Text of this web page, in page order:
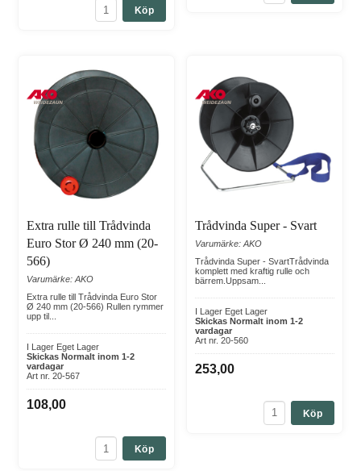
Köp
Extra rulle till Trådvinda
Euro Stor Ø 240 mm (20-
566)
Varumärke: AKO
Extra rulle till Trådvinda Euro Stor
Ø 240 mm (20-566) Rullen rymmer
upp til...
I Lager Eget Lager
Skickas Normalt inom 1-2
vardagar
Art nr. 20-567
108,00
Köp
Trådvinda Super - Svart
Varumärke: AKO
Trådvinda Super - SvartTrådvinda
komplett med kraftig rulle och
bärrem.Uppsam...
I Lager Eget Lager
Skickas Normalt inom 1-2
vardagar
Art nr. 20-560
253,00
Köp